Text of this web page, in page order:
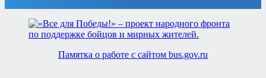
Памятка о работе с сайтом bus.gov.ru